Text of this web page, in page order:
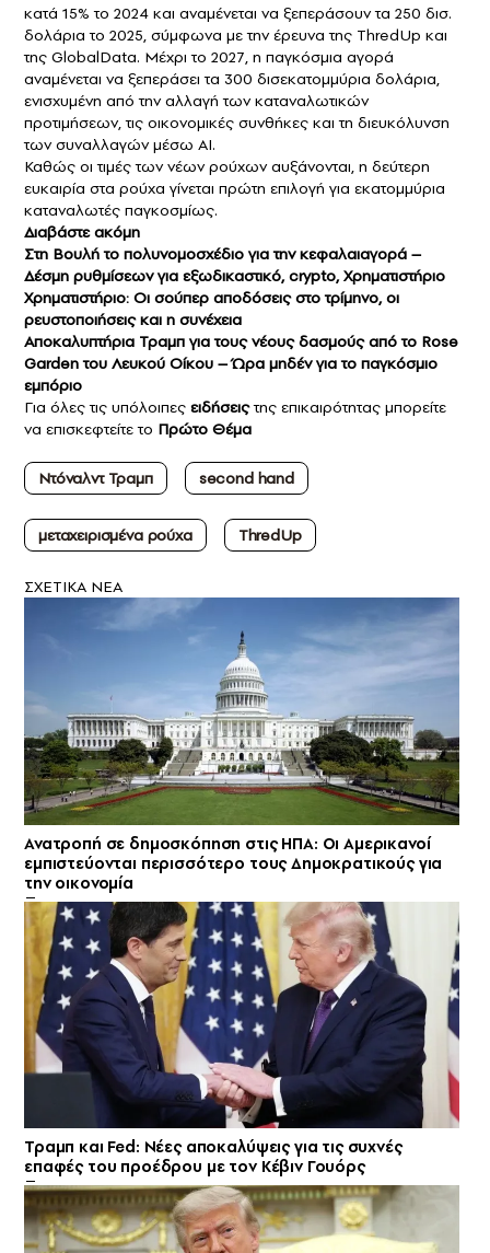
κατά 15% το 2024 και αναμένεται να ξεπεράσουν τα 250 δισ.
δολάρια το 2025, σύμφωνα με την έρευνα της ThredUp και
της GlobalData. Μέχρι το 2027, η παγκόσμια αγορά
αναμένεται να ξεπεράσει τα 300 δισεκατομμύρια δολάρια,
ενισχυμένη από την αλλαγή των καταναλωτικών
προτιμήσεων, τις οικονομικές συνθήκες και τη διευκόλυνση
των συναλλαγών μέσω AI.
Καθώς οι τιμές των νέων ρούχων αυξάνονται, η δεύτερη
ευκαιρία στα ρούχα γίνεται πρώτη επιλογή για εκατομμύρια
καταναλωτές παγκοσμίως.
Διαβάστε ακόμη
Στη Βουλή το πολυνομοσχέδιο για την κεφαλαιαγορά –
Δέσμη ρυθμίσεων για εξωδικαστικό, crypto, Χρηματιστήριο
Χρηματιστήριο: Οι σούπερ αποδόσεις στο τρίμηνο, οι
ρευστοποιήσεις και η συνέχεια
Αποκαλυπτήρια Τραμπ για τους νέους δασμούς από το Rose
Garden του Λευκού Οίκου – Ώρα μηδέν για το παγκόσμιο
εμπόριο
Για όλες τις υπόλοιπες ειδήσειςτης επικαιρότητας μπορείτε
να επισκεφτείτε το Πρώτο Θέμα
Ντόναλντ Τραμπ second hand
μεταχειρισμένα ρούχα ThredUp
ΣXETIKA NEA
Ανατροπή σε δημοσκόπηση στις ΗΠΑ: Οι Αμερικανοί
εμπιστεύονται περισσότερο τους Δημοκρατικούς για
την οικονομία
Τραμπ και Fed: Νέες αποκαλύψεις για τις συχνές
επαφές του προέδρου με τον Κέβιν Γουόρς